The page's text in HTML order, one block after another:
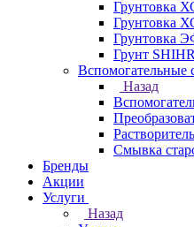
Грунтовка
Грунтовка
Грунтовка
Грунт
Вспомогательные
Назад
Смывка
Бренды
Акции
Услуги
Назад